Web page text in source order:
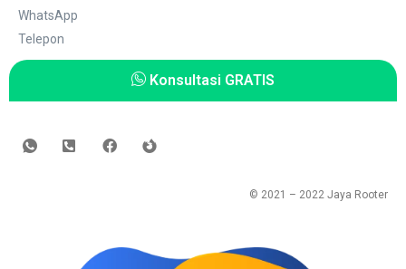
WhatsApp
Telepon
Konsultasi GRATIS
© 2021 – 2022 Jaya Rooter